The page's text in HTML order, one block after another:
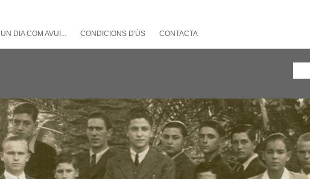
UN DIA COM AVUI... CONDICIONS D'ÚS CONTACTA